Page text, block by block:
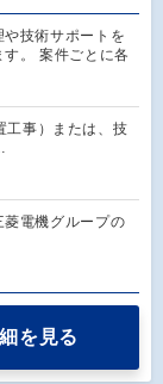
技術サポートを
。 案件ごとに各
工事）または、技
電機グループの
を見る